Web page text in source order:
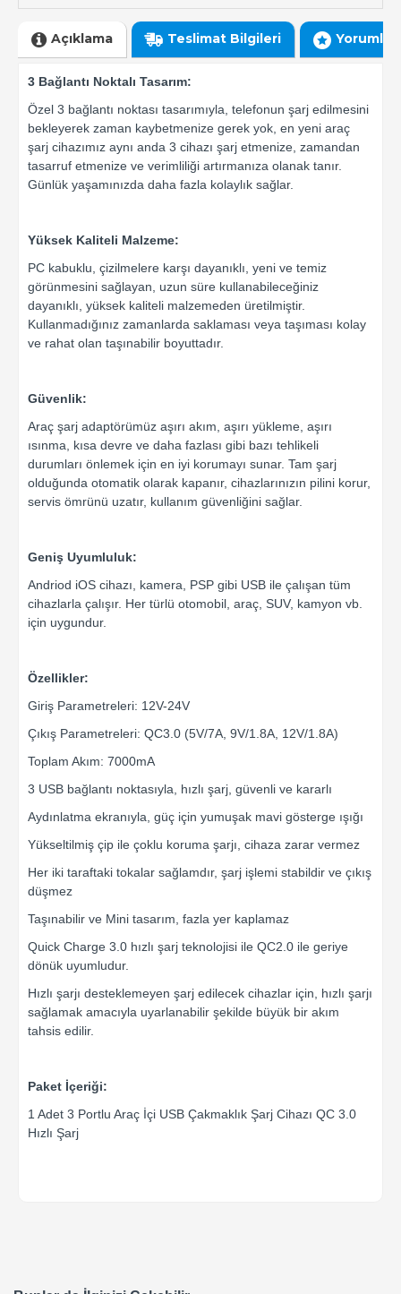
Açıklama Teslimat Bilgileri Yorumlar
3 Bağlantı Noktalı Tasarım:
Özel 3 bağlantı noktası tasarımıyla, telefonun şarj edilmesini
bekleyerek zaman kaybetmenize gerek yok, en yeni araç
şarj cihazımız aynı anda 3 cihazı şarj etmenize, zamandan
tasarruf etmenize ve verimliliği artırmanıza olanak tanır.
Günlük yaşamınızda daha fazla kolaylık sağlar.
Yüksek Kaliteli Malzeme:
PC kabuklu, çizilmelere karşı dayanıklı, yeni ve temiz
görünmesini sağlayan, uzun süre kullanabileceğiniz
dayanıklı, yüksek kaliteli malzemeden üretilmiştir.
Kullanmadığınız zamanlarda saklaması veya taşıması kolay
ve rahat olan taşınabilir boyuttadır.
Güvenlik:
Araç şarj adaptörümüz aşırı akım, aşırı yükleme, aşırı
ısınma, kısa devre ve daha fazlası gibi bazı tehlikeli
durumları önlemek için en iyi korumayı sunar. Tam şarj
olduğunda otomatik olarak kapanır, cihazlarınızın pilini korur,
servis ömrünü uzatır, kullanım güvenliğini sağlar.
Geniş Uyumluluk:
Andriod iOS cihazı, kamera, PSP gibi USB ile çalışan tüm
cihazlarla çalışır. Her türlü otomobil, araç, SUV, kamyon vb.
için uygundur.
Özellikler:
Giriş Parametreleri: 12V-24V
Çıkış Parametreleri: QC3.0 (5V/7A, 9V/1.8A, 12V/1.8A)
Toplam Akım: 7000mA
3 USB bağlantı noktasıyla, hızlı şarj, güvenli ve kararlı
Aydınlatma ekranıyla, güç için yumuşak mavi gösterge ışığı
Yükseltilmiş çip ile çoklu koruma şarjı, cihaza zarar vermez
Her iki taraftaki tokalar sağlamdır, şarj işlemi stabildir ve çıkış
düşmez
Taşınabilir ve Mini tasarım, fazla yer kaplamaz
Quick Charge 3.0 hızlı şarj teknolojisi ile QC2.0 ile geriye
dönük uyumludur.
Hızlı şarjı desteklemeyen şarj edilecek cihazlar için, hızlı şarjı
sağlamak amacıyla uyarlanabilir şekilde büyük bir akım
tahsis edilir.
Paket İçeriği:
1 Adet 3 Portlu Araç İçi USB Çakmaklık Şarj Cihazı QC 3.0
Hızlı Şarj